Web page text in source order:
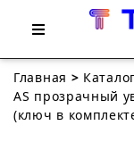
Главная > Каталог
AS прозрачный
(ключ в